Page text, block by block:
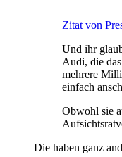
Zitat von
Und ihr
Audi, die
mehrere
einfach
Obwohl sie
Die haben ganz